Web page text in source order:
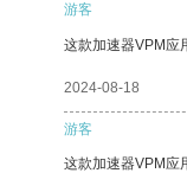
游客
这款加速器VPM应
2024-08-18
游客
这款加速器VPM应